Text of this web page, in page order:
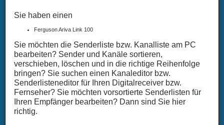
Sie haben einen
Ferguson Ariva Link 100
Sie möchten die Senderliste bzw. Kanalliste am PC
bearbeiten? Sender und Kanäle sortieren,
verschieben, löschen und in die richtige Reihenfolge
bringen? Sie suchen einen Kanaleditor bzw.
Senderlisteneditor für Ihren Digitalreceiver bzw.
Fernseher? Sie möchten vorsortierte Senderlisten für
Ihren Empfänger bearbeiten? Dann sind Sie hier
richtig.